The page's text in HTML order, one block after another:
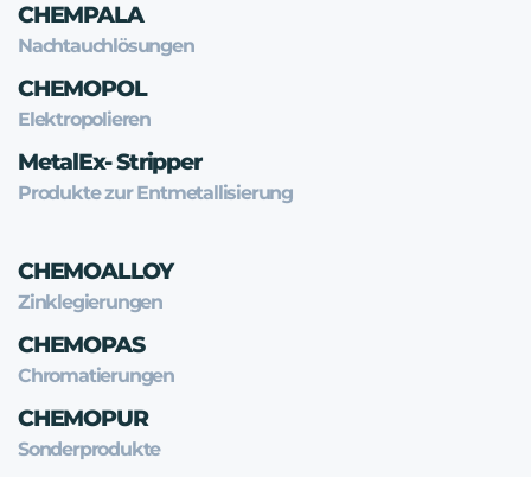
CHEMPALA
Nachtauchlösungen
CHEMOPOL
Elektropolieren
MetalEx- Stripper
Produkte zur Entmetallisierung
CHEMOALLOY
Zinklegierungen
CHEMOPAS
Chromatierungen
CHEMOPUR
Sonderprodukte